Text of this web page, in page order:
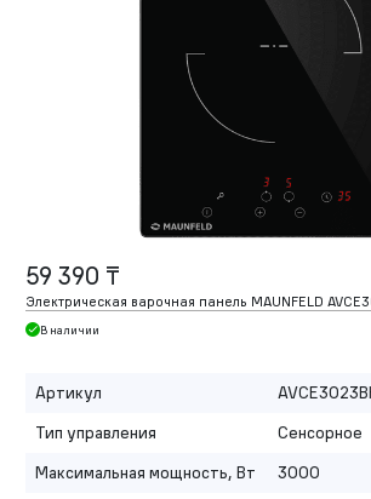
59 390 ₸
Электрическая варочная панель MAUNFELD
В наличии
Артикул
Тип управления
Сенсорное
Максимальная мощность, Вт
3000